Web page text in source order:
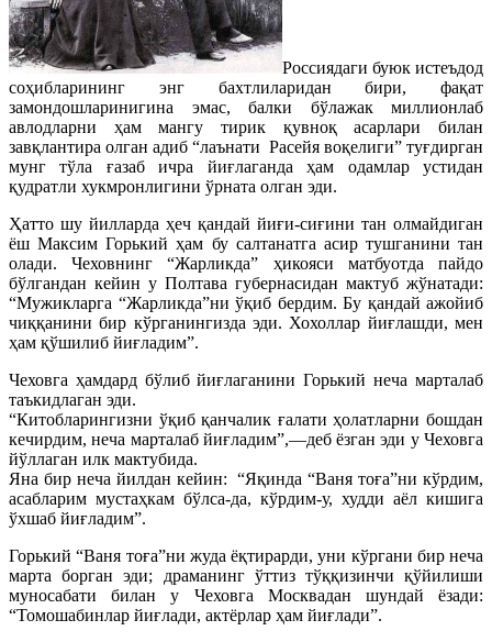
Россиядаги буюк истеъдод
соҳибларининг энг бахтлиларидан бири, фақат
замондошларинигина эмас, балки бўлажак миллионлаб
авлодларни ҳам мангу тирик қувноқ асарлари билан
завқлантира олган адиб “лаънати Расейя воқелиги” туғдирган
мунг тўла ғазаб ичра йиғлаганда ҳам одамлар устидан
қудратли хукмронлигини ўрната олган эди.
Ҳатто шу йилларда ҳеч қандай йиғи-сиғини тан олмайдиган
ёш Максим Горький ҳам бу салтанатга асир тушганини тан
олади. Чеховнинг “Жарликда” ҳикояси матбуотда пайдо
бўлгандан кейин у Полтава губернасидан мактуб жўнатади:
“Мужикларга “Жарликда”ни ўқиб бердим. Бу қандай ажойиб
чиққанини бир кўрганингизда эди. Хохоллар йиғлашди, мен
ҳам қўшилиб йиғладим”.
Чеховга ҳамдард бўлиб йиғлаганини Горький неча марталаб
таъкидлаган эди.
“Китобларингизни ўқиб қанчалик ғалати ҳолатларни бошдан
кечирдим, неча марталаб йиғладим”,—деб ёзган эди у Чеховга
йўллаган илк мактубида.
Яна бир неча йилдан кейин:“Яқинда “Ваня тоға”ни кўрдим,
асабларим мустаҳкам бўлса-да, кўрдим-у, худди аёл кишига
ўхшаб йиғладим”.
Горький “Ваня тоға”ни жуда ёқтирарди, уни кўргани бир неча
марта борган эди; драманинг ўттиз тўққизинчи қўйилиши
муносабати билан у Чеховга Москвадан шундай ёзади:
“Томошабинлар йиғлади, актёрлар ҳам йиғлади”.